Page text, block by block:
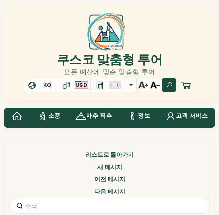
쿠스코 맞춤형 투어
모든 예산에 맞춘 맞춤형 투어
KO USD
소풍 마추 픽추 정보 고객 서비스
리스트로 돌아가기
새 메시지
이전 메시지
다음 메시지